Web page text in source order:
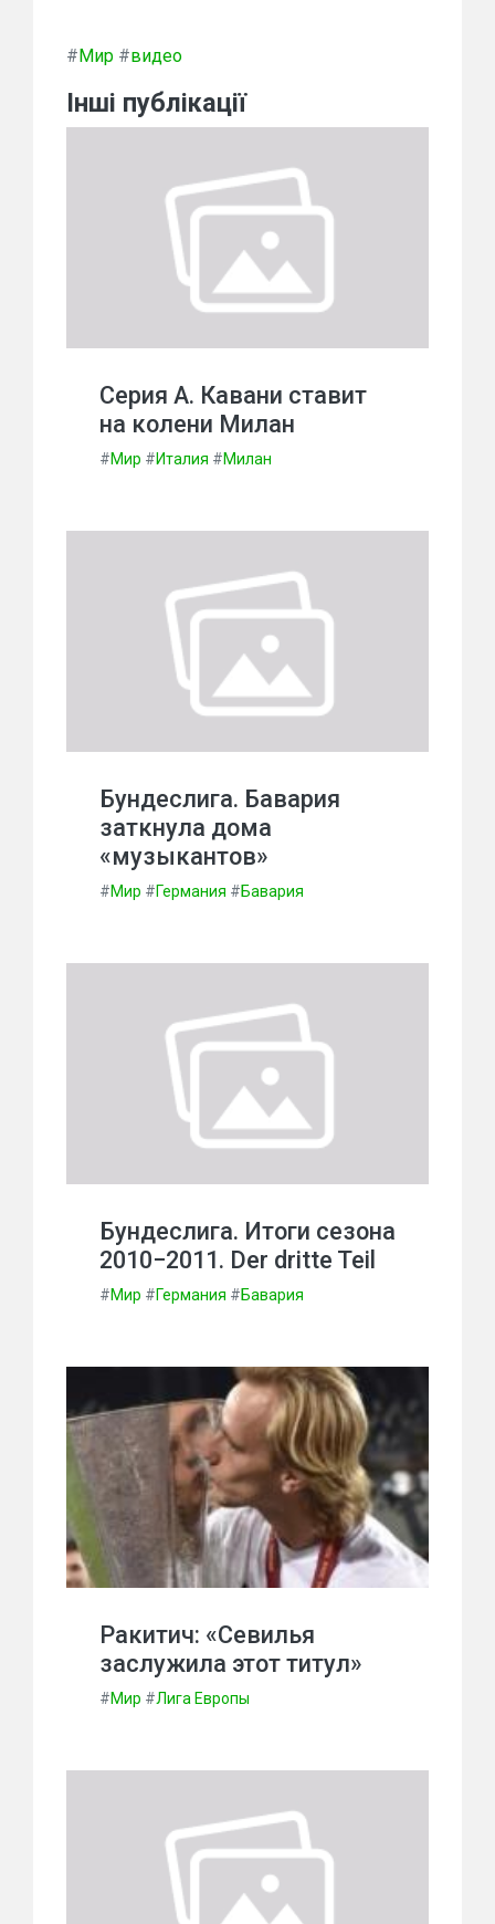
#Мир #видео
Інші публікації
Серия А. Кавани ставит
на колени Милан
#Мир #Италия #Милан
Бундеслига. Бавария
заткнула дома
«музыкантов»
#Мир #Германия #Бавария
Бундеслига. Итоги сезона
2010−2011. Der dritte Teil
#Мир #Германия #Бавария
Ракитич: «Севилья
заслужила этот титул»
#Мир #Лига Европы